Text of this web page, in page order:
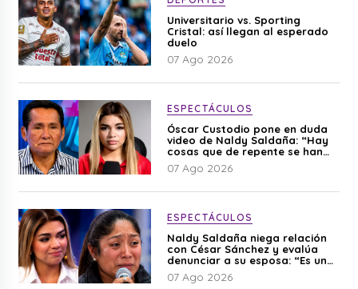
Universitario vs. Sporting
Cristal: así llegan al esperado
duelo
07 Ago 2026
ESPECTÁCULOS
Óscar Custodio pone en duda
video de Naldy Saldaña: “Hay
cosas que de repente se han
editado”
07 Ago 2026
ESPECTÁCULOS
Naldy Saldaña niega relación
con César Sánchez y evalúa
denunciar a su esposa: “Es una
difamación”
07 Ago 2026